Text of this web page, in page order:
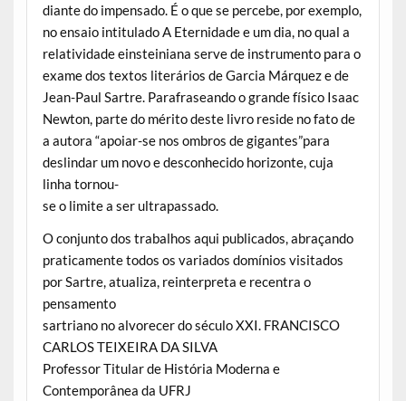
diante do impensado. É o que se percebe, por exemplo,
no ensaio intitulado A Eternidade e um dia, no qual a
relatividade einsteiniana serve de instrumento para o
exame dos textos literários de Garcia Márquez e de
Jean-Paul Sartre. Parafraseando o grande físico Isaac
Newton, parte do mérito deste livro reside no fato de
a autora “apoiar-se nos ombros de gigantes”para
deslindar um novo e desconhecido horizonte, cuja
linha tornou-
se o limite a ser ultrapassado.
O conjunto dos trabalhos aqui publicados, abraçando
praticamente todos os variados domínios visitados
por Sartre, atualiza, reinterpreta e recentra o
pensamento
sartriano no alvorecer do século XXI. FRANCISCO
CARLOS TEIXEIRA DA SILVA
Professor Titular de História Moderna e
Contemporânea da UFRJ